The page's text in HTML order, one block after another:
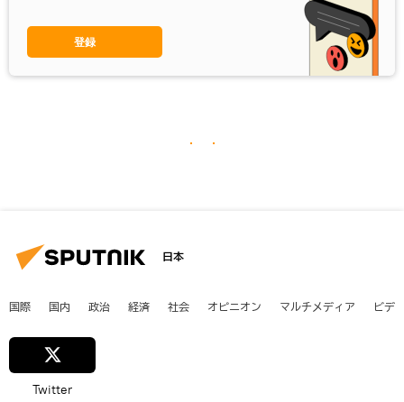
登録
日本
国際 国内 政治 経済 社会 オピニオン マルチメディア ビデ
Twitter